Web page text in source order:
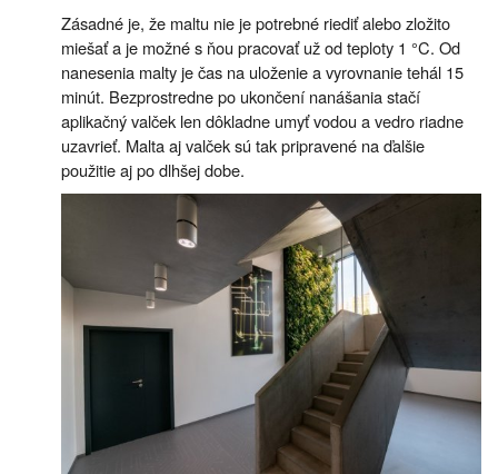
Zásadné je, že maltu nie je potrebné riediť alebo zložito
miešať a je možné s ňou pracovať už od teploty 1 °C. Od
nanesenia malty je čas na uloženie a vyrovnanie tehál 15
minút. Bezprostredne po ukončení nanášania stačí
aplikačný valček len dôkladne umyť vodou a vedro riadne
uzavrieť. Malta aj valček sú tak pripravené na ďalšie
použitie aj po dlhšej dobe.